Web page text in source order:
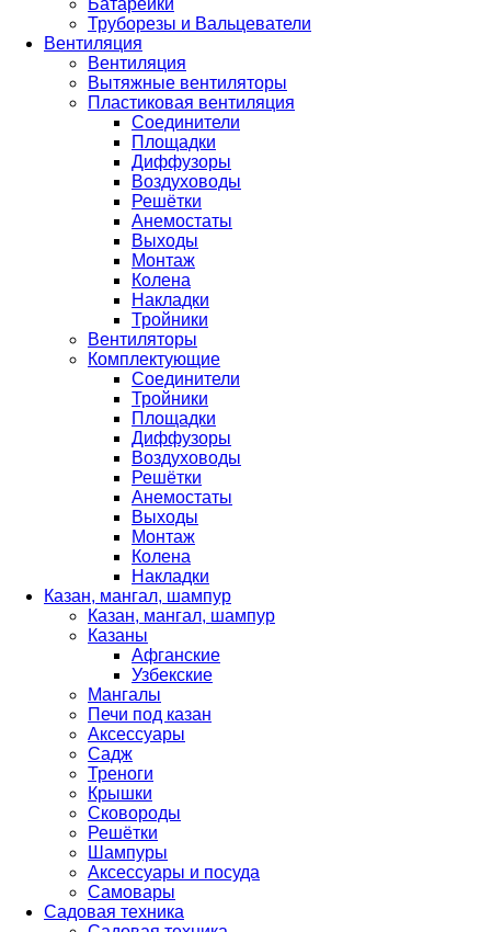
Батарейки
Труборезы и Вальцеватели
Вентиляция
Вентиляция
Вытяжные вентиляторы
Пластиковая вентиляция
Соединители
Площадки
Диффузоры
Воздуховоды
Решётки
Анемостаты
Выходы
Монтаж
Колена
Накладки
Тройники
Вентиляторы
Комплектующие
Соединители
Тройники
Площадки
Диффузоры
Воздуховоды
Решётки
Анемостаты
Выходы
Монтаж
Колена
Накладки
Казан, мангал, шампур
Казан, мангал, шампур
Казаны
Афганские
Узбекские
Мангалы
Печи под казан
Аксессуары
Садж
Треноги
Крышки
Сковороды
Решётки
Шампуры
Аксессуары и посуда
Самовары
Садовая техника